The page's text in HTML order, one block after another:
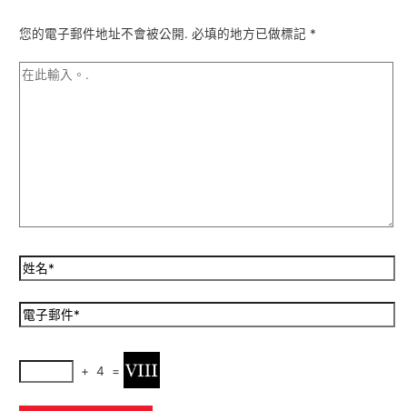
您的電子郵件地址不會被公開. 必填的地方已做標記 *
+ 4 =